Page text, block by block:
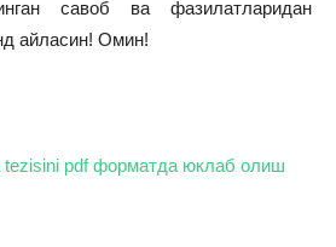
савоб ва фазилатларидан
айласин! Омин!
tezisini pdf форматда юклаб олиш